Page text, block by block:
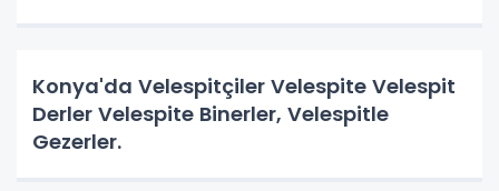
Konya'da Velespitçiler Velespite Velespit
Derler Velespite Binerler, Velespitle
Gezerler.